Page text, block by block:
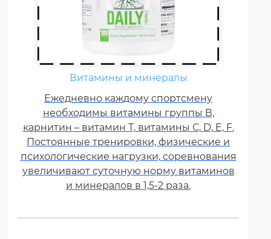
Витамины и минералы
Ежедневно каждому спортсмену
необходимы витамины группы В,
карнитин – витамин Т, витамины С, D, E, F.
Постоянные тренировки, физические и
психологические нагрузки, соревнования
увеличивают суточную норму витаминов
и минералов в 1,5-2 раза.